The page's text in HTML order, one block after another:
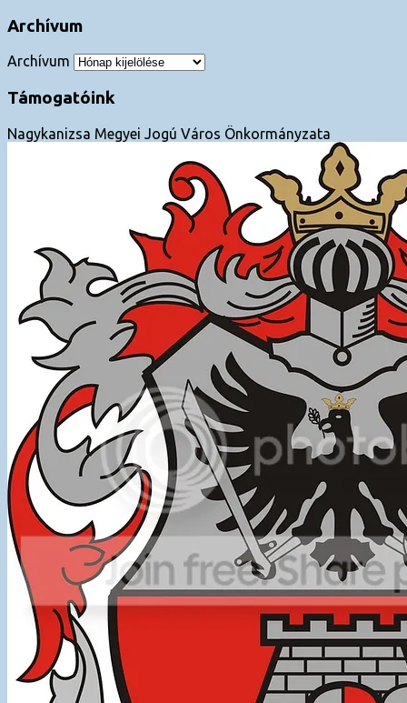
Archívum
Archívum
Támogatóink
Nagykanizsa Megyei Jogú Város Önkormányzata